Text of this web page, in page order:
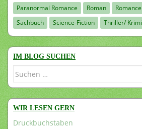
Paranormal Romance
Roman Romance
Sachbuch
Science-Fiction Thriller/ Krimi
IM BLOG SUCHEN
Suchen
WIR LESEN GERN
Druckbuchstaben